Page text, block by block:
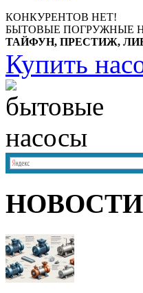
КОНКУРЕНТОВ НЕТ!
БЫТОВЫЕ ПОГРУЖНЫЕ
ТАЙФУН, ПРЕСТИЖ,
Купить
НОВОСТИ